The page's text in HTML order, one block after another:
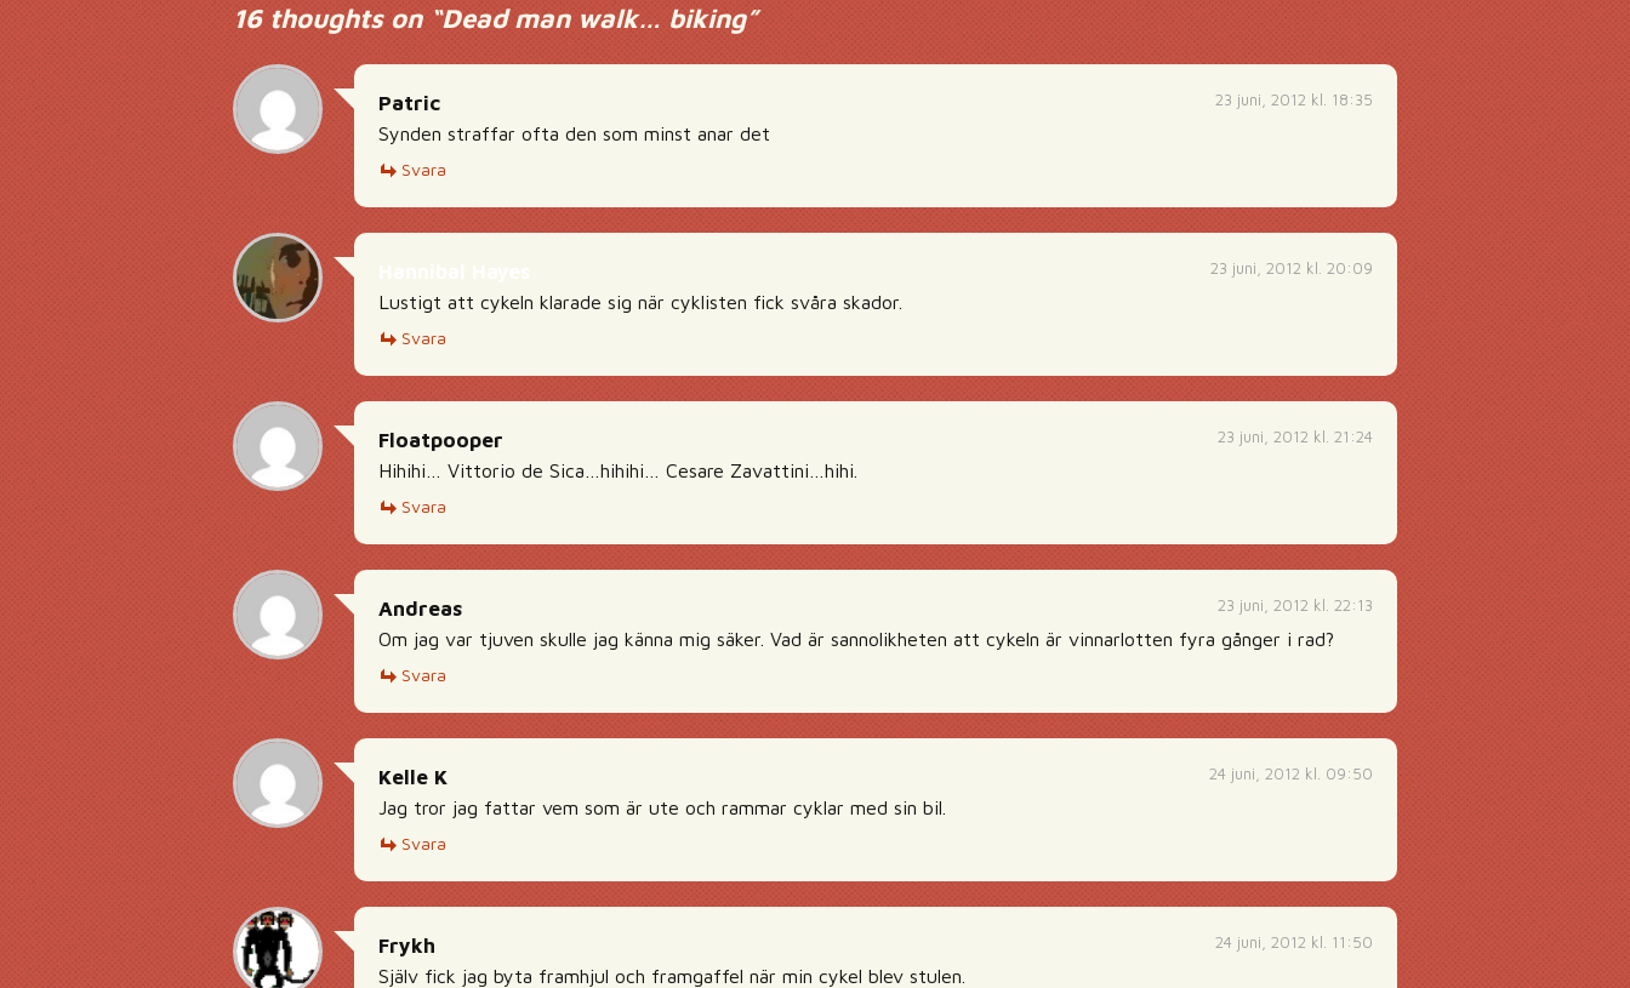
16 thoughts on “Dead man walk… biking”
23 juni, 2012 kl. 18:35
Patric
Synden straffar ofta den som minst anar det
Svara
23 juni, 2012 kl. 20:09
Lustigt att cykeln klarade sig när cyklisten fick svåra skador.
Svara
23 juni, 2012 kl. 21:24
Floatpooper
Hihihi… Vittorio de Sica…hihihi… Cesare Zavattini…hihi.
Svara
23 juni, 2012 kl. 22:13
Andreas
Om jag var tjuven skulle jag känna mig säker. Vad är sannolikheten att cykeln är vinnarlotten fyra gånger i rad?
Svara
24 juni, 2012 kl. 09:50
Kelle K
Jag tror jag fattar vem som är ute och rammar cyklar med sin bil.
Svara
24 juni, 2012 kl. 11:50
Frykh
Själv fick jag byta framhjul och framgaffel när min cykel blev stulen.